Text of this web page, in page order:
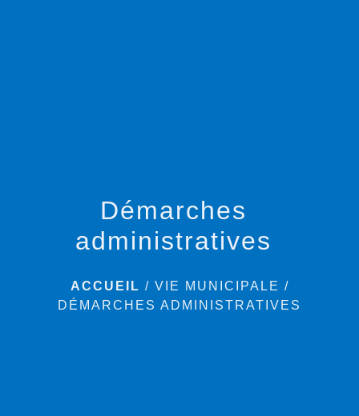
Démarches
administratives
ACCUEIL / VIE MUNICIPALE /
DÉMARCHES ADMINISTRATIVES